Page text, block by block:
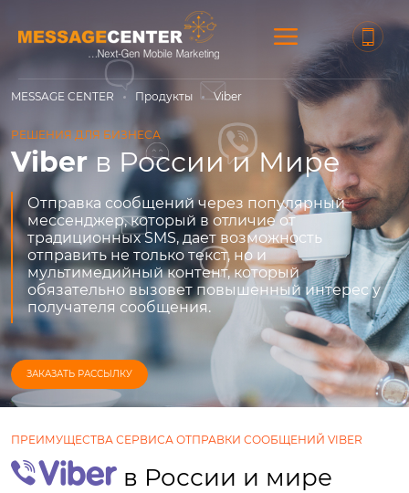
MESSAGE CENTER Продукты Viber
РЕШЕНИЯ ДЛЯ БИЗНЕСА
Viberв России и Мире
Отправка сообщений через популярный
мессенджер, который в отличие от
традиционных SMS, дает возможность
отправить не только текст, но и
мультимедийный контент, который
обязательно вызовет повышенный интерес у
получателя сообщения.
ЗАКАЗАТЬ РАССЫЛКУ
ПРЕИМУЩЕСТВА СЕРВИСА ОТПРАВКИ СООБЩЕНИЙ VIBER
в России и мире